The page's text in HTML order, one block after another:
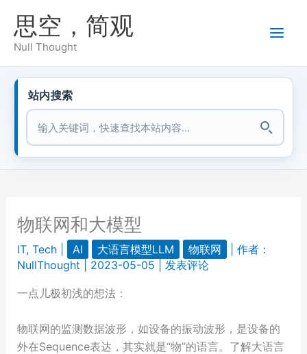
思空，简观
Null Thought
站内搜索
站内搜索
物联网和大模型
IT, Tech| AI 大语言模型LLM 物联网
| 作者：
NullThought
2023-05-05 发表评论
一点儿极初浅的想法：
物联网的监测数据波形，如设备的振动波形，是设备的
外在Sequence表达，其实就是“物”的语言。了解大语言